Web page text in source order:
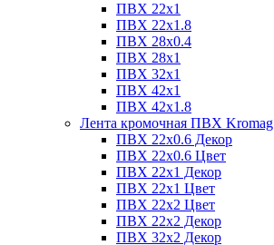
ПВХ 22х1
ПВХ 22х1.8
ПВХ 28х0.4
ПВХ 28х1
ПВХ 32x1
ПВХ 42х1
ПВХ 42х1.8
Лента кромочная ПВХ Kromag
ПВХ 22x0.6 Декор
ПВХ 22x0.6 Цвет
ПВХ 22x1 Декор
ПВХ 22x1 Цвет
ПВХ 22x2 Цвет
ПВХ 22x2 Декор
ПВХ 32x2 Декор